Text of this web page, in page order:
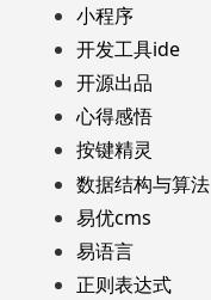
小程序
开发工具ide
开源出品
心得感悟
按键精灵
数据结构与算法
易优cms
易语言
正则表达式